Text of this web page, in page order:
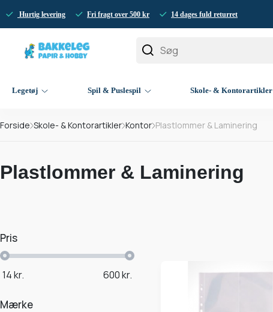
Hurtig levering Fri fragt over 500 kr 14 dages fuld returret
Legetøj Spil & Puslespil Skole- & Kontorartikler
Forside Skole- & Kontorartikler Kontor Plastlommer & Laminering
Plastlommer & Laminering
Pris
14kr. 600kr.
Mærke